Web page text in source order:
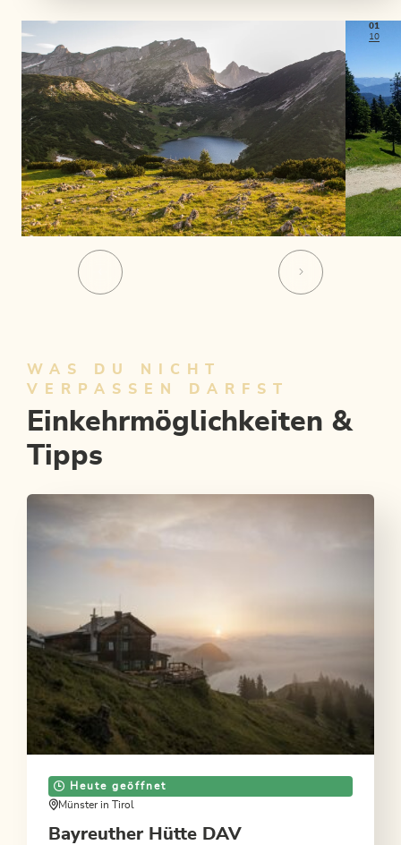
01
10
WAS DU NICHT
VERPASSEN DARFST
Einkehrmöglichkeiten &
Tipps
Heute geöffnet
Münster in Tirol
Bayreuther Hütte DAV